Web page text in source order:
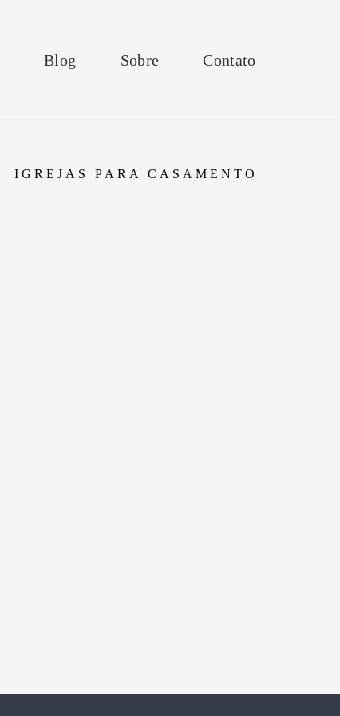
Blog Sobre Contato
IGREJAS PARA CASAMENTO